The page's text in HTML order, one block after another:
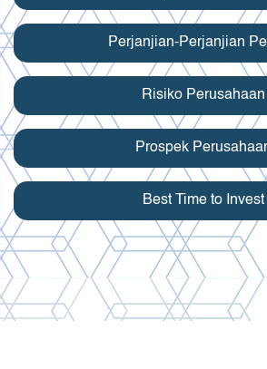
Perjanjian-Perjanjian
Risiko Perusahaan
Prospek
Best Time to Invest